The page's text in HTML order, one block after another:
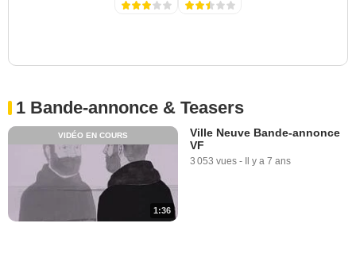
1 Bande-annonce & Teasers
1:36
VIDÉO EN COURS
Ville Neuve Bande-annonce
VF
3 053 vues - Il y a 7 ans